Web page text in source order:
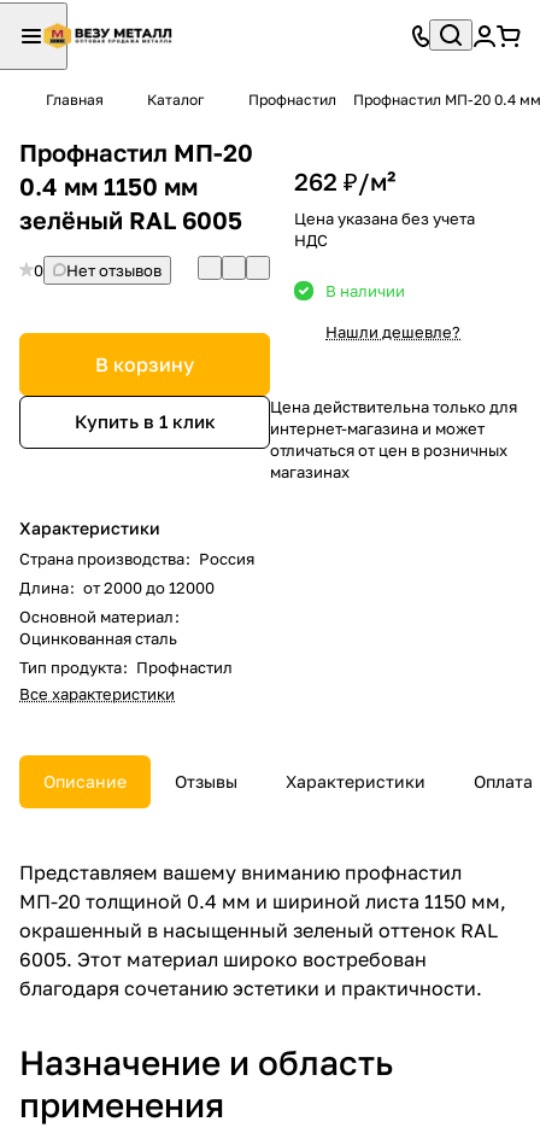
Главная Каталог Профнастил Профнастил МП-20 0.4
Профнастил МП-20
0.4 мм 1150 мм
зелёный RAL 6005
0 Нет отзывов
В корзину
Купить в 1 клик
Характеристики
Страна производства: Россия
Длина: от 2000 до 12000
Основной материал:
Оцинкованная сталь
Тип продукта: Профнастил
Все характеристики
262 ₽/м²
Цена указана без учета
НДС
В наличии
Нашли дешевле?
Цена действительна только для
интернет-магазина и может
отличаться от цен в розничных
магазинах
Описание Отзывы Характеристики Оплата
Представляем вашему вниманию профнастил
МП-20 толщиной 0.4 мм и шириной листа 1150 мм,
окрашенный в насыщенный зеленый оттенок RAL
6005. Этот материал широко востребован
благодаря сочетанию эстетики и практичности.
Назначение и область
применения